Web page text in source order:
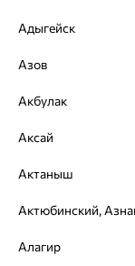
Адыгейск
Азов
Акбулак
Аксай
Актаныш
Алагир